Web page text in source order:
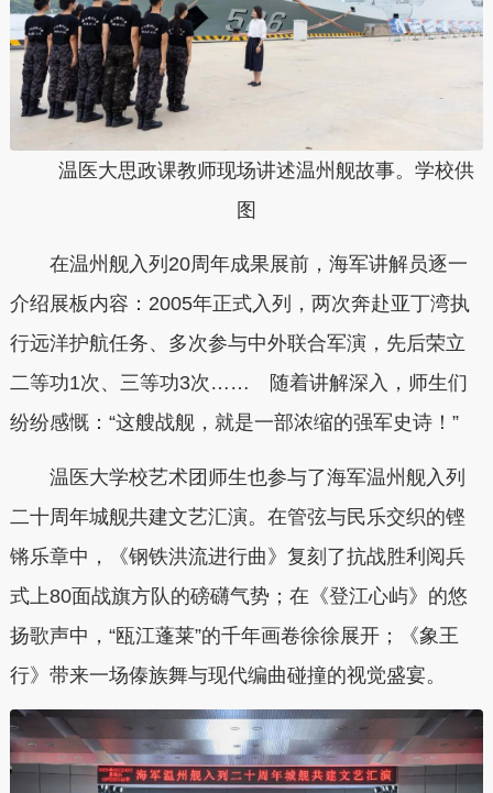
温医大思政课教师现场讲述温州舰故事。学校供
图
在温州舰入列20周年成果展前，海军讲解员逐一
介绍展板内容：2005年正式入列，两次奔赴亚丁湾执
行远洋护航任务、多次参与中外联合军演，先后荣立
二等功1次、三等功3次…… 随着讲解深入，师生们
纷纷感慨：“这艘战舰，就是一部浓缩的强军史诗！”
温医大学校艺术团师生也参与了海军温州舰入列
二十周年城舰共建文艺汇演。在管弦与民乐交织的铿
锵乐章中，《钢铁洪流进行曲》复刻了抗战胜利阅兵
式上80面战旗方队的磅礴气势；在《登江心屿》的悠
扬歌声中，“瓯江蓬莱”的千年画卷徐徐展开；《象王
行》带来一场傣族舞与现代编曲碰撞的视觉盛宴。